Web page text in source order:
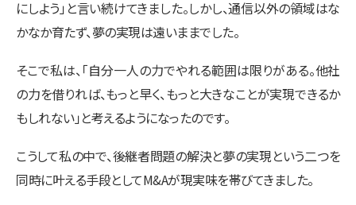
にしよう」と言い続けてきました。しかし、通信以外の領域はな
かなか育たず、夢の実現は遠いままでした。
そこで私は、「自分一人の力でやれる範囲は限りがある。他社
の力を借りれば、もっと早く、もっと大きなことが実現できるか
もしれない」と考えるようになったのです。
こうして私の中で、後継者問題の解決と夢の実現という二つを
同時に叶える手段としてM&Aが現実味を帯びてきました。